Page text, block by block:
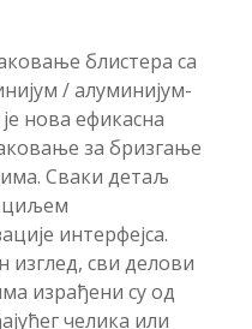
блистера са
/ алуминијум-
нова ефикасна
за бризгање
Сваки детаљ
циљем
интерфејса.
сви делови
израђени су од
челика или